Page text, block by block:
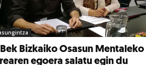
Bizkaiko Osasun Mentaleko
egoera salatu egin du